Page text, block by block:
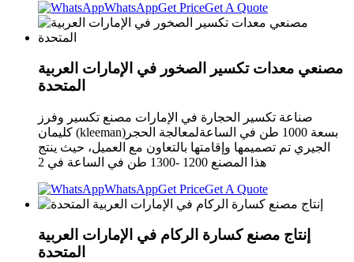
WhatsAppGet PriceGet A Quote
مصنعي معدات تكسير الصخور في الإمارات العربية
المتحدة
صناعة تكسير الحجارة في الإمارات مصنع تكسير وفرز
كليمان (kleeman)بسعة 1000 طن في الساعةلمعالجة الحجر
الجيري تم تصميمها وإقامتها بالتعاون مع العميل، حيث ينتج
هذا المصنع 1200 -1300 طن في الساعة في 2
WhatsAppGet PriceGet A Quote
إنتاج مصنع كسارة الركام في الإمارات العربية
المتحدة